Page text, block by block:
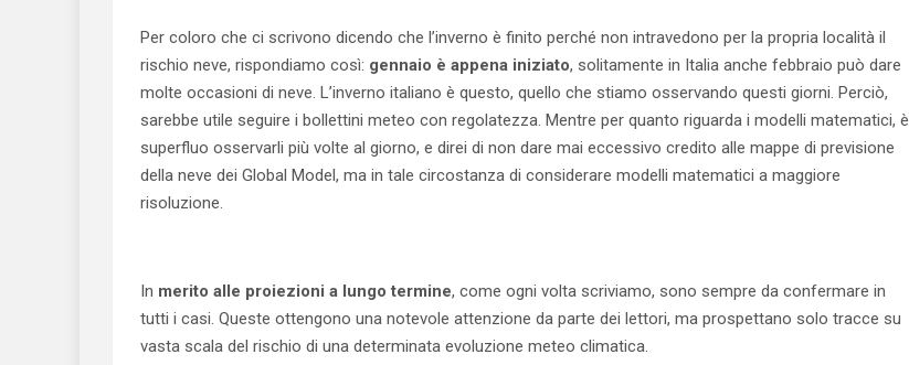
Per coloro che ci scrivono dicendo che l’inverno è finito perché non intravedono per la propria località il
rischio neve, rispondiamo così: gennaio è appena iniziato, solitamente in Italia anche febbraio può dare
molte occasioni di neve. L’inverno italiano è questo, quello che stiamo osservando questi giorni. Perciò,
sarebbe utile seguire i bollettini meteo con regolatezza. Mentre per quanto riguarda i modelli matematici, è
superfluo osservarli più volte al giorno, e direi di non dare mai eccessivo credito alle mappe di previsione
della neve dei Global Model, ma in tale circostanza di considerare modelli matematici a maggiore
risoluzione.
In merito alle proiezioni a lungo termine, come ogni volta scriviamo, sono sempre da confermare in
tutti i casi. Queste ottengono una notevole attenzione da parte dei lettori, ma prospettano solo tracce su
vasta scala del rischio di una determinata evoluzione meteo climatica.